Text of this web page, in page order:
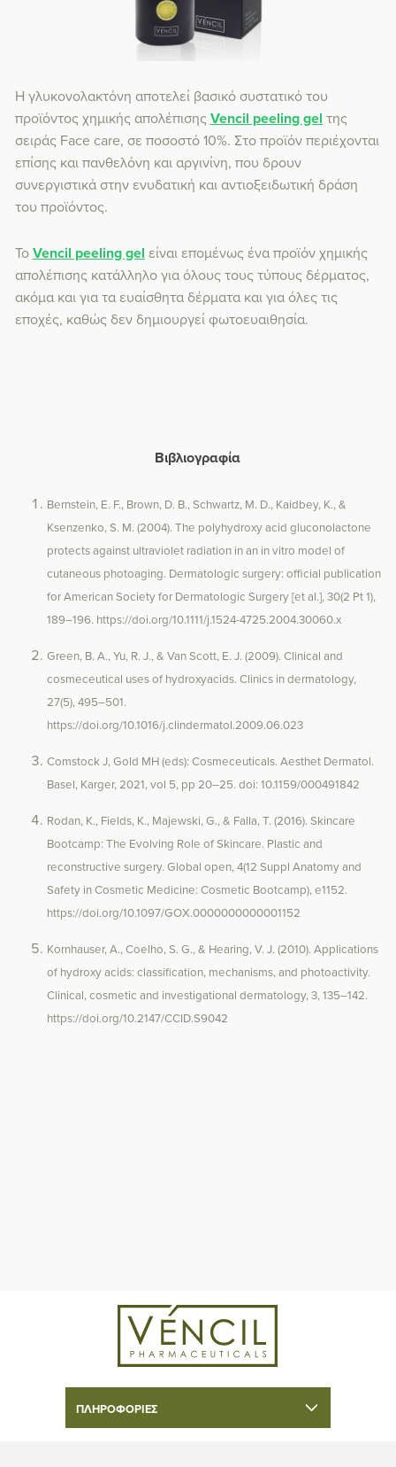
Η γλυκονολακτόνη αποτελεί βασικό συστατικό του
προϊόντος χημικής απολέπισης Vencil peeling gel της
σειράς Face care, σε ποσοστό 10%. Στο προϊόν περιέχονται
επίσης και πανθελόνη και αργινίνη, που δρουν
συνεργιστικά στην ενυδατική και αντιοξειδωτική δράση
του προϊόντος.
ΤοVencil peeling gel είναι επομένως ένα προϊόν χημικής
απολέπισης κατάλληλο για όλους τους τύπους δέρματος,
ακόμα και για τα ευαίσθητα δέρματα και για όλες τις
εποχές, καθώς δεν δημιουργεί φωτοευαιθησία.
Βιβλιογραφία
Bernstein, E. F., Brown, D. B., Schwartz, M. D., Kaidbey, K., &
Ksenzenko, S. M. (2004). The polyhydroxy acid gluconolactone
protects against ultraviolet radiation in an in vitro model of
cutaneous photoaging. Dermatologic surgery: official publication
for American Society for Dermatologic Surgery [et al.], 30(2 Pt 1),
189–196. https://doi.org/10.1111/j.1524-4725.2004.30060.x
Green, B. A., Yu, R. J., & Van Scott, E. J. (2009). Clinical and
cosmeceutical uses of hydroxyacids. Clinics in dermatology,
27(5), 495–501.
https://doi.org/10.1016/j.clindermatol.2009.06.023
Comstock J, Gold MH (eds): Cosmeceuticals. Aesthet Dermatol.
Basel, Karger, 2021, vol 5, pp 20–25. doi: 10.1159/000491842
Rodan, K., Fields, K., Majewski, G., & Falla, T. (2016). Skincare
Bootcamp: The Evolving Role of Skincare. Plastic and
reconstructive surgery. Global open, 4(12 Suppl Anatomy and
Safety in Cosmetic Medicine: Cosmetic Bootcamp), e1152.
https://doi.org/10.1097/GOX.0000000000001152
Kornhauser, A., Coelho, S. G., & Hearing, V. J. (2010). Applications
of hydroxy acids: classification, mechanisms, and photoactivity.
Clinical, cosmetic and investigational dermatology, 3, 135–142.
https://doi.org/10.2147/CCID.S9042
ΠΛΗΡΟΦΟΡΊΕΣ